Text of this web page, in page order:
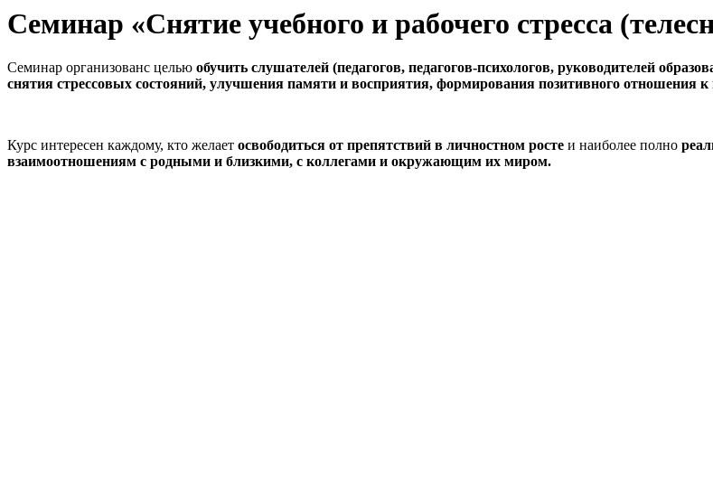
Семинар «Снятие учебного и рабочего стресса
Семинар организованс целью обучить слушателей (педагогов, педагогов-психологов, руководителей
снятия стрессовых состояний, улучшения памяти и восприятия, формирования позитивного отношения к
Курс интересен каждому, кто желает освободиться от препятствий в личностном росте и наиболее полно
взаимоотношениям с родными и близкими, с коллегами и окружающим их миром.